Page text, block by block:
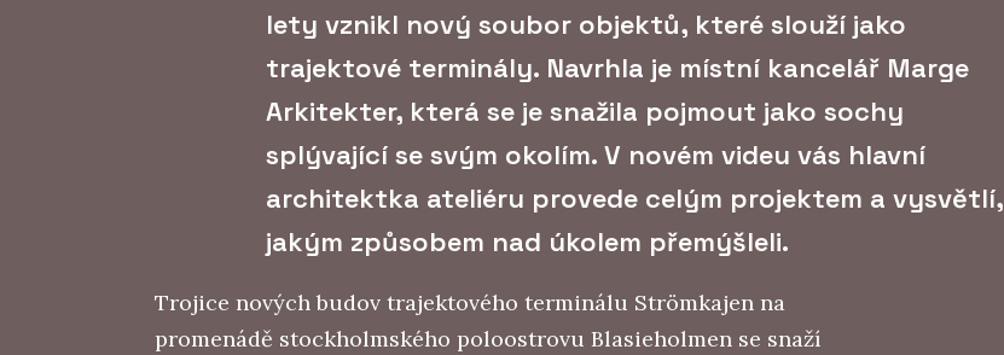
lety vznikl nový soubor objektů, které slouží jako
trajektové terminály. Navrhla je místní kancelář Marge
Arkitekter, která se je snažila pojmout jako sochy
splývající se svým okolím. V novém videu vás hlavní
architektka ateliéru provede celým projektem a vysvětlí,
jakým způsobem nad úkolem přemýšleli.
Trojice nových budov trajektového terminálu Strömkajen na
promenádě stockholmského poloostrovu Blasieholmen se snaží